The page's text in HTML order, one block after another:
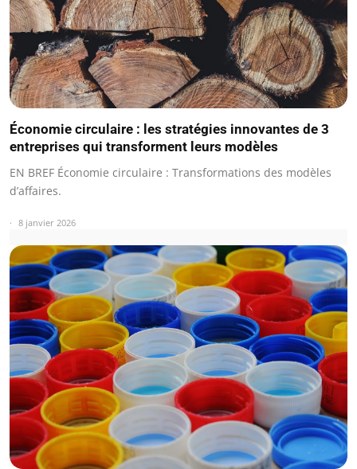
Économie circulaire : les stratégies innovantes de 3
entreprises qui transforment leurs modèles
EN BREF Économie circulaire : Transformations des modèles
d’affaires.
8 janvier 2026